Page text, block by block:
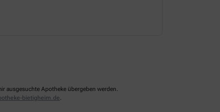
ausgesuchte Apotheke übergeben werden.
bietigheim.de.